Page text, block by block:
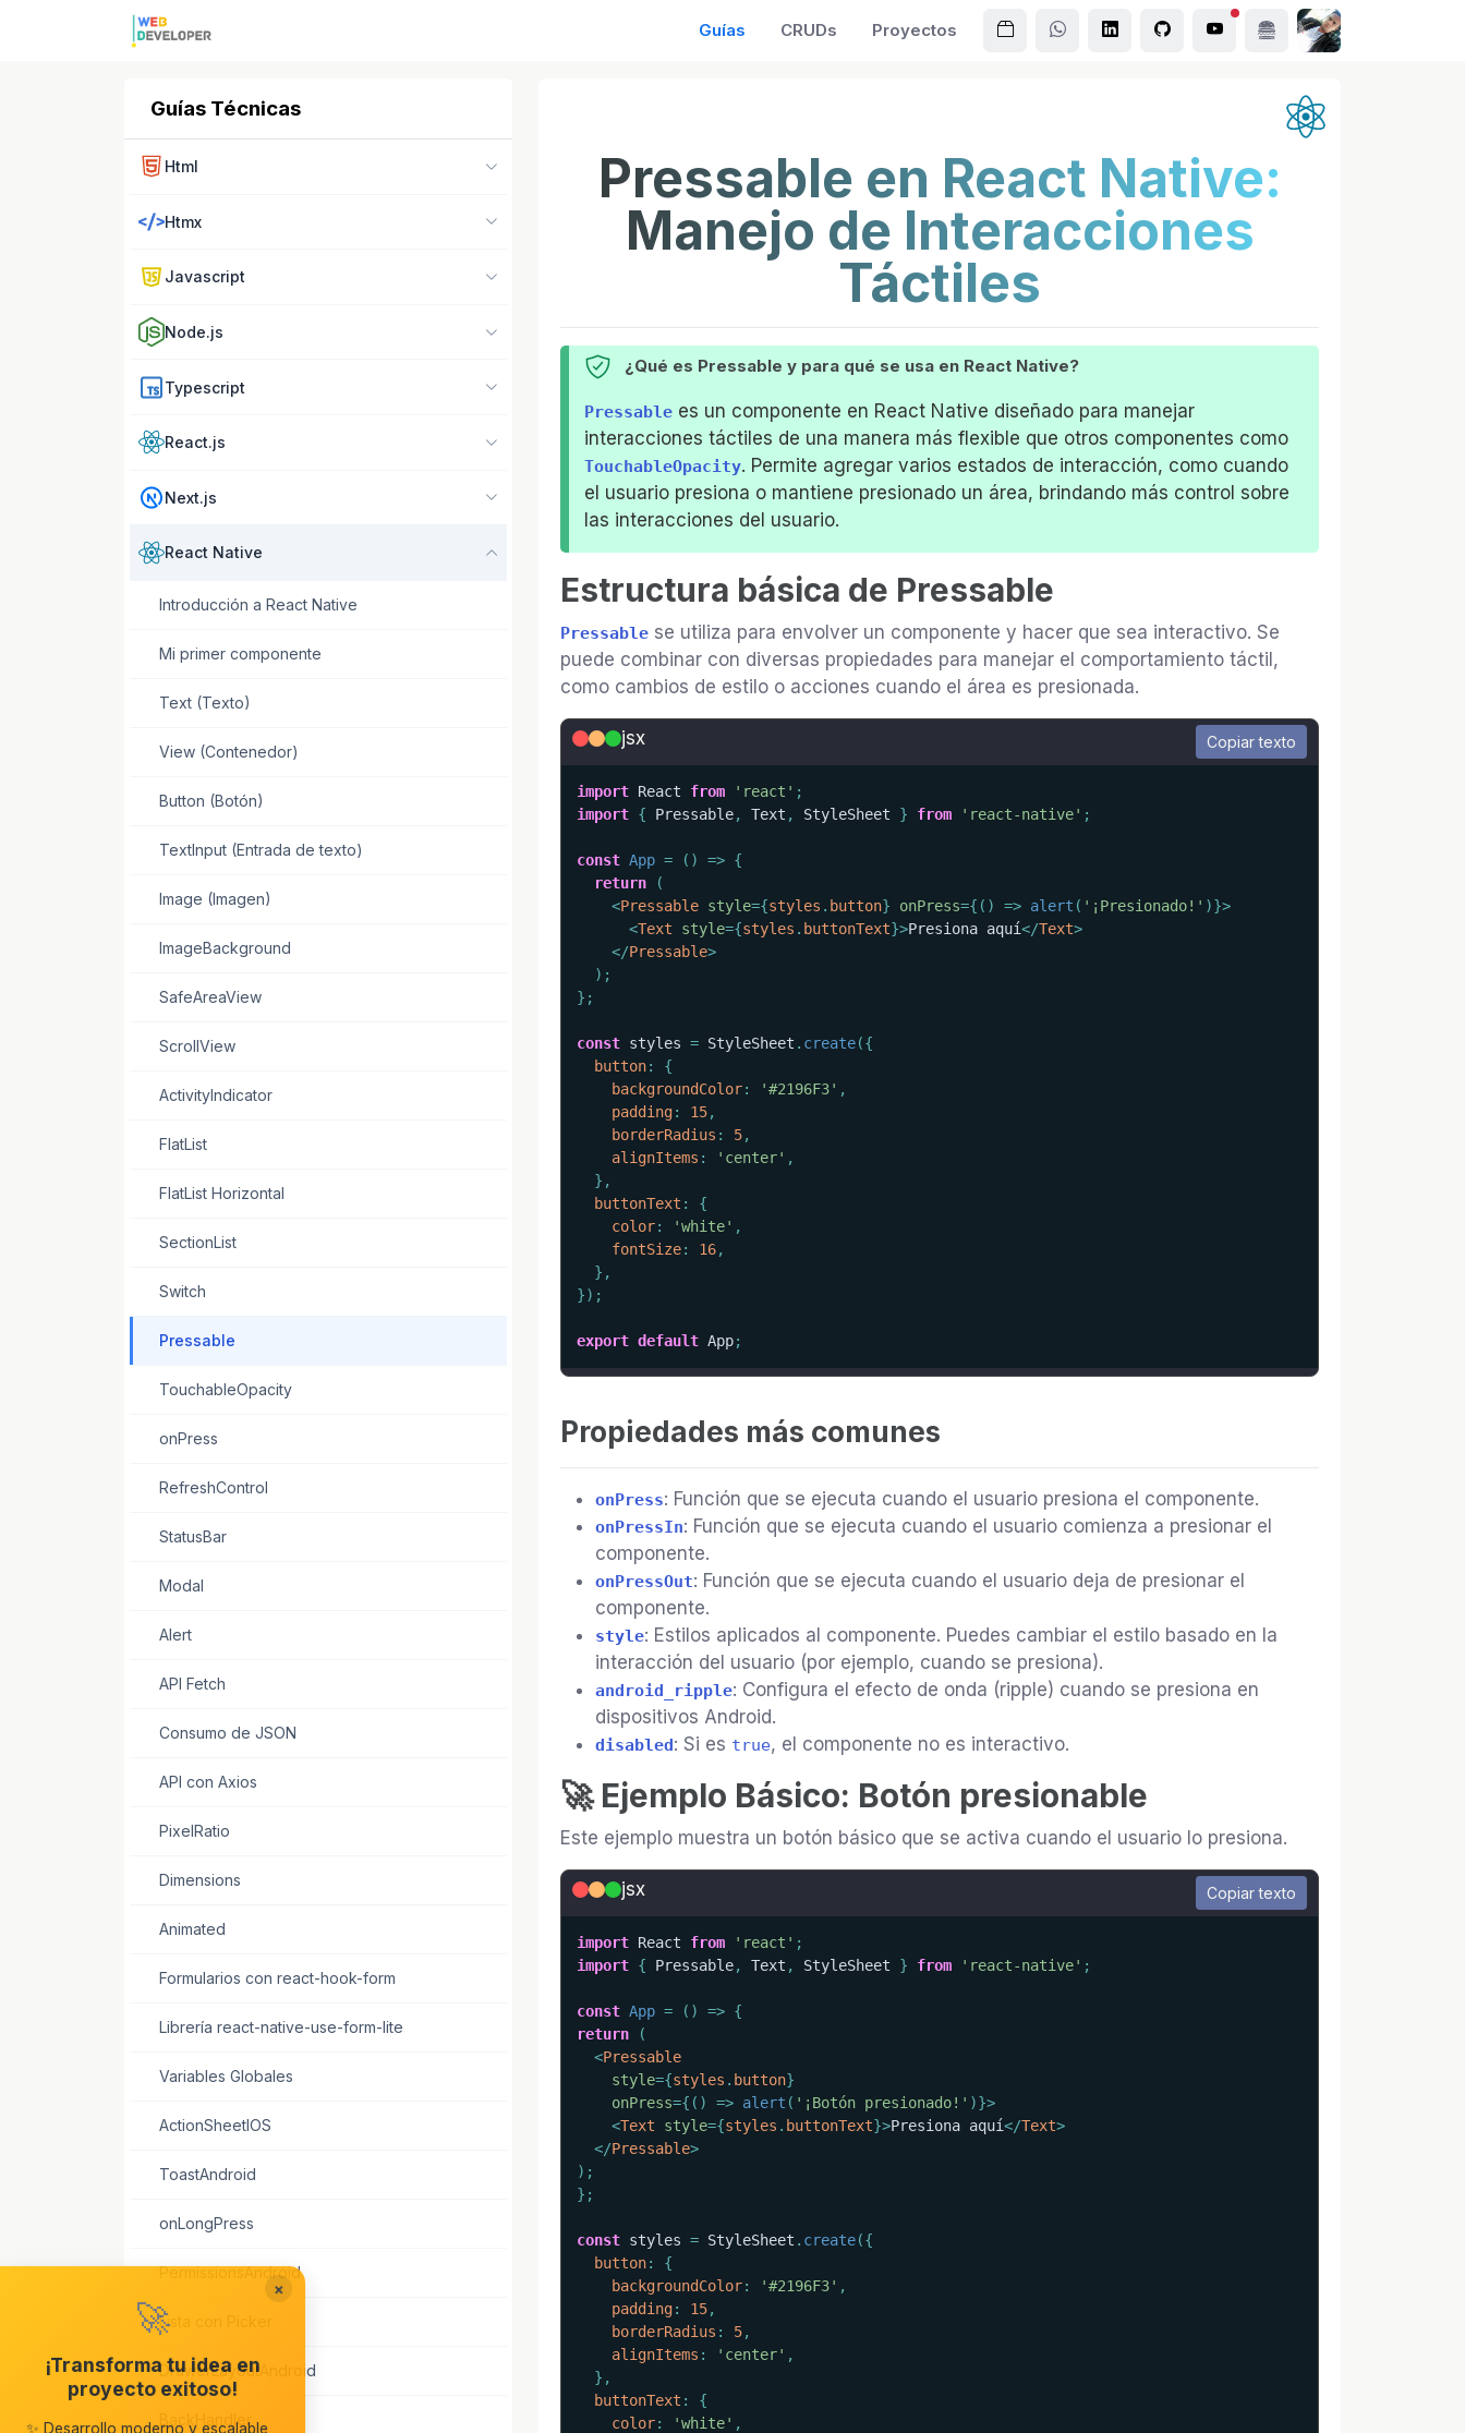
Guías CRUDs Proyectos
Guías Técnicas
Html
Htmx
Javascript
Node.js
Typescript
React.js
Next.js
React Native
Introducción a React Native
Mi primer componente
Text (Texto)
View (Contenedor)
Button (Botón)
TextInput (Entrada de texto)
Image (Imagen)
ImageBackground
SafeAreaView
ScrollView
ActivityIndicator
FlatList
FlatList Horizontal
SectionList
Switch
Pressable
TouchableOpacity
onPress
RefreshControl
StatusBar
Modal
Alert
API Fetch
Consumo de JSON
API con Axios
PixelRatio
Dimensions
Animated
Formularios con react-hook-form
Librería react-native-use-form-lite
Variables Globales
ActionSheetIOS
ToastAndroid
onLongPress
PermissionsAndroid
Lista con Picker
DrawerLayoutAndroid
BackHandler
Pressable en React Native:
Manejo de Interacciones
Táctiles
¿Qué es Pressable y para qué se usa en React Native?
Pressable es un componente en React Native diseñado para manejar
interacciones táctiles de una manera más flexible que otros componentes como
TouchableOpacity. Permite agregar varios estados de interacción, como cuando
el usuario presiona o mantiene presionado un área, brindando más control sobre
las interacciones del usuario.
Estructura básica de Pressable
Pressable se utiliza para envolver un componente y hacer que sea interactivo. Se
puede combinar con diversas propiedades para manejar el comportamiento táctil,
como cambios de estilo o acciones cuando el área es presionada.
jsx Copiar texto
import React from 'react' ;
import { Pressable, Text , StyleSheet } from 'react-native' ;
const App = ( ) => {
return
(
<Pressable style={styles . button} onPress={ ( ) => alert ( '¡Presionado!' )}>
<Text style={styles . buttonText}>Presiona aquí</Text>
</Pressable>
) ;
} ;
const styles = StyleSheet . create({
button:
{
backgroundColor: '#2196F3' ,
padding: 15,
borderRadius : 5,
alignItems : 'center' ,
} ,
buttonText :
{
color: 'white' ,
fontSize: 16,
} ,
}) ;
export default App;
Propiedades más comunes
onPress: Función que se ejecuta cuando el usuario presiona el componente.
onPressIn: Función que se ejecuta cuando el usuario comienza a presionar el
componente.
onPressOut: Función que se ejecuta cuando el usuario deja de presionar el
componente.
style: Estilos aplicados al componente. Puedes cambiar el estilo basado en la
interacción del usuario (por ejemplo, cuando se presiona).
android_ripple: Configura el efecto de onda (ripple) cuando se presiona en
dispositivos Android.
disabled: Si es true, el componente no es interactivo.
🚀 Ejemplo Básico: Botón presionable
Este ejemplo muestra un botón básico que se activa cuando el usuario lo presiona.
jsx Copiar texto
import React from 'react' ;
import { Pressable, Text , StyleSheet } from 'react-native' ;
const App = ( ) => {
return
(
<Pressable
style={styles . button}
onPress={ ( ) => alert ( '¡Botón presionado!' )}>
<Text style={styles . buttonText}>Presiona aquí</Text>
</Pressable>
) ;
} ;
const styles = StyleSheet . create({
button:
{
backgroundColor: '#2196F3' ,
padding: 15,
borderRadius : 5,
alignItems : 'center' ,
} ,
buttonText :
{
color: 'white' ,
×
🚀
¡Transforma tu idea en
proyecto exitoso!
✨ Desarrollo moderno y escalable